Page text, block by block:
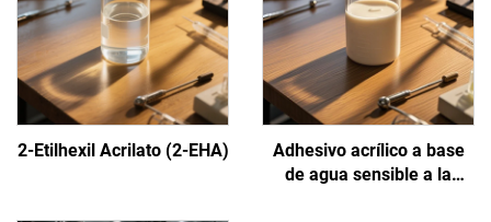
2-Etilhexil Acrilato (2-EHA)
Adhesivo acrílico a base
de agua sensible a la